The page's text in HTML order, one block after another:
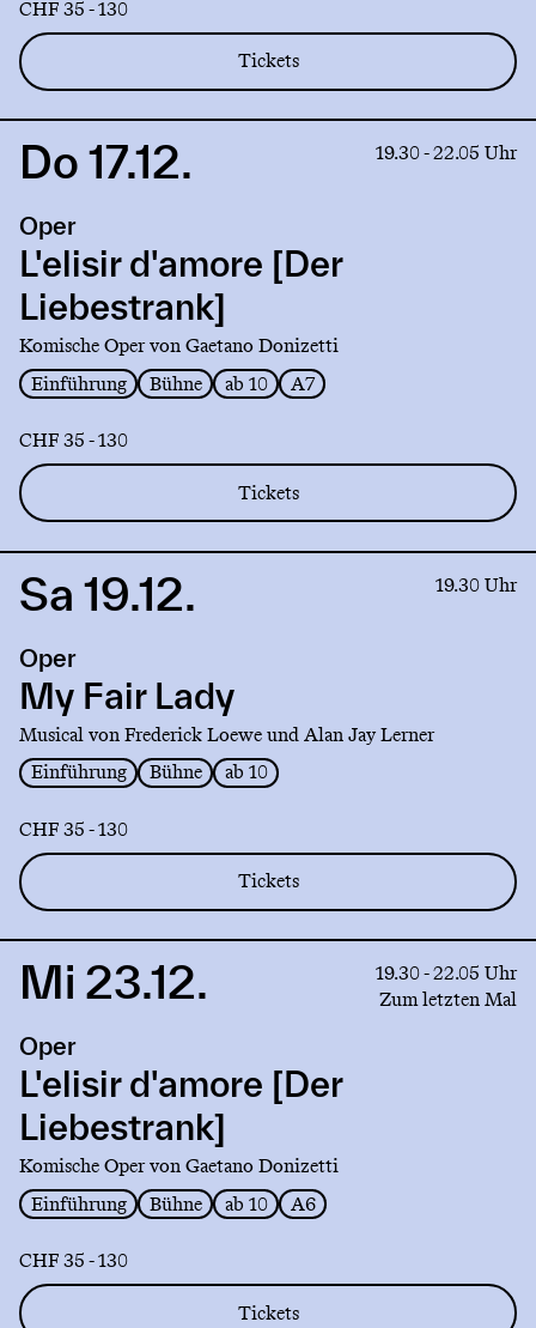
CHF 35 - 130
Tickets
Link
L'elisir
d'amore
[Der
Liebestrank]
Do 17.12. 19.30 - 22.05 Uhr
Oper
L'elisir d'amore [Der
Liebestrank]
Komische Oper von Gaetano Donizetti
Einführung
Bühne ab 10 A7
CHF 35 - 130
Tickets
Link
My
Fair
Lady
Sa 19.12. 19.30 Uhr
Oper
My Fair Lady
Musical von Frederick Loewe und Alan Jay Lerner
Einführung
Bühne ab 10
CHF 35 - 130
Tickets
Link
L'elisir
d'amore
[Der
Liebestrank]
Mi 23.12.
19.30 - 22.05 Uhr
Zum letzten Mal
Oper
L'elisir d'amore [Der
Liebestrank]
Komische Oper von Gaetano Donizetti
Einführung
Bühne ab 10 A6
CHF 35 - 130
Tickets